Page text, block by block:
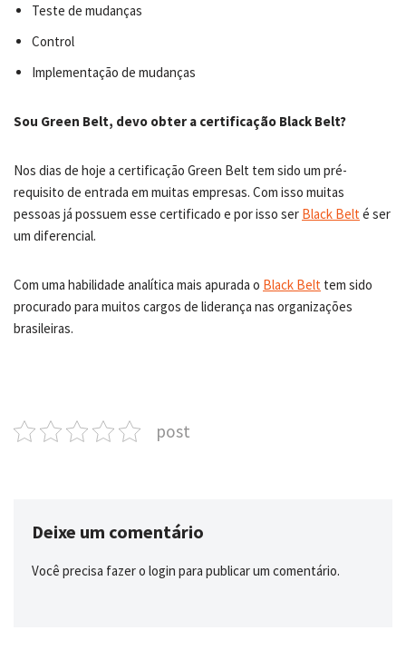
Teste de mudanças
Control
Implementação de mudanças
Sou Green Belt, devo obter a certificação Black Belt?
Nos dias de hoje a certificação Green Belt tem sido um pré-
requisito de entrada em muitas empresas. Com isso muitas
pessoas já possuem esse certificado e por isso ser Black Belté ser
um diferencial.
Com uma habilidade analítica mais apurada o Black Belt tem sido
procurado para muitos cargos de liderança nas organizações
brasileiras.
post
Deixe um comentário
Você precisa fazer o login para publicar um comentário.